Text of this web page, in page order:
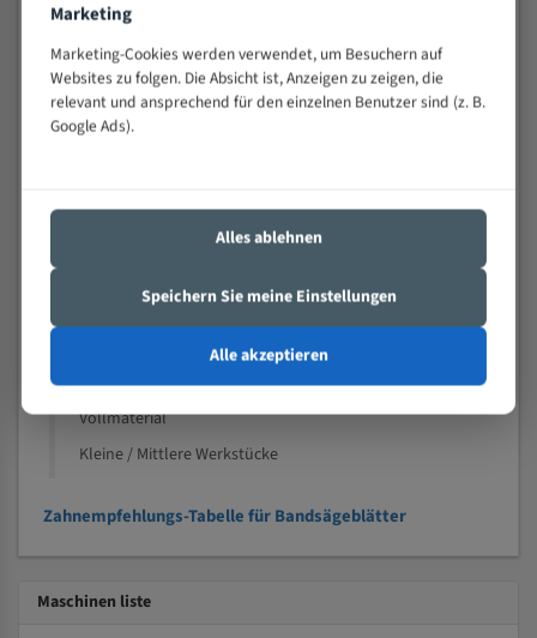
Technische Beschreibung:
Positiver Spanwinkel
Bandkörper aus hochlegiertem Federstahl
Nichteisenmetalle
Speziell entwickelt für Profile / Rohre
Vollmaterial
Kleine / Mittlere Werkstücke
Zahnempfehlungs-Tabelle für Bandsägeblätter
Maschinen liste
Marketing
Marketing-Cookies werden verwendet, um Besuchern auf
Websites zu folgen. Die Absicht ist, Anzeigen zu zeigen, die
relevant und ansprechend für den einzelnen Benutzer sind (z. B.
Google Ads).
Alles ablehnen
Speichern Sie meine Einstellungen
Alle akzeptieren